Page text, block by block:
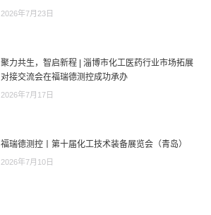
2026年7月23日
聚力共生，智启新程 | 淄博市化工医药行业市场拓展
对接交流会在福瑞德测控成功承办
2026年7月17日
福瑞德测控丨第十届化工技术装备展览会（青岛）
2026年7月10日